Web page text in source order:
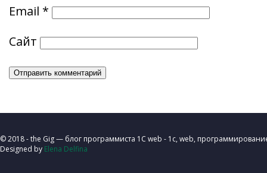
Email *
Сайт
© 2018 - the Gig — блог программиста 1C web - 1с, web,
Designed by Elena Delfina